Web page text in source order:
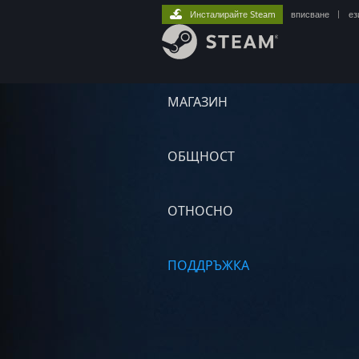
МАГАЗИН
ОБЩНОСТ
ОТНОСНО
ПОДДРЪЖКА
Инсталирайте Steam вписване